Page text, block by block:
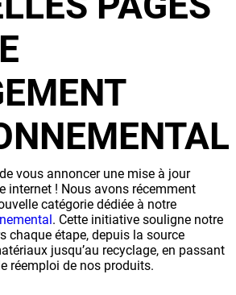
vous annoncer une mise à jour
internet ! Nous avons récemment
catégorie dédiée à notre
. Cette initiative souligne notre
chaque étape, depuis la source
jusqu’au recyclage, en passant
réemploi de nos produits.